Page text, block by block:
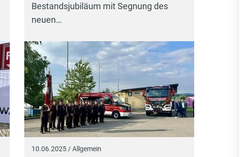
Bestandsjubiläum mit Segnung des
neuen…
10.06.2025 / Allgemein